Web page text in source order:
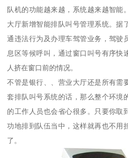
队机的功能越来越，系统越来越智能
大厅新增智能排队叫号管理系统。据
通违法行为及办理车驾管业务，驾驶
息区等候呼叫，通过窗口叫号有序快
人挤在窗口前的情况。
不管是银行、、营业大厅还是所有需
套排队叫号系统的话，那么整个环境
的工作人员也会省心很多。只要你取
功地排到队伍当中，这样就再也不用
了。